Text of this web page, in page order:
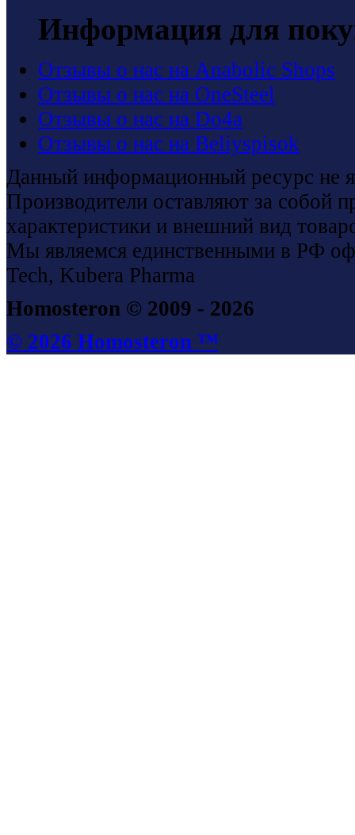
Информация для
Отзывы о нас на Anabolic Shops
Отзывы о нас на OneSteel
Отзывы о нас на Do4a
Отзывы о нас на Beliyspisok
Данный информационный ресурс не
Производители оставляют за собой
характеристики и внешний вид
Мы являемся единственными в РФ
Tech, Kubera Pharma
Homosteron © 2009 - 2026
© 2026 Homosteron ™